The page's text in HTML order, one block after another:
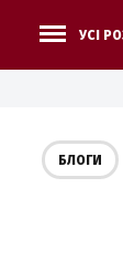
УСІ
БЛОГИ